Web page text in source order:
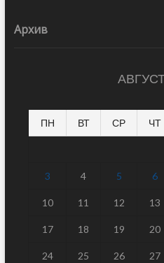
Архив
ПН ВТ СР ЧТ
3 4 5 6
10 11 12 13
17 18 19 20
24 25 26 27